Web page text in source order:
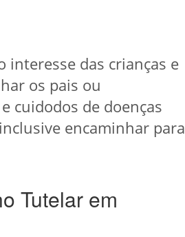
das crianças e
os pais ou
cuidodos de doenças
encaminhar para
Tutelar em